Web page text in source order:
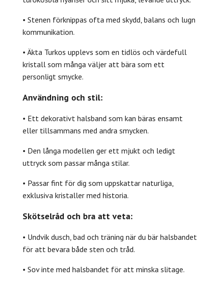
• Stenen förknippas ofta med skydd, balans och lugn
kommunikation.
• Äkta Turkos upplevs som en tidlös och värdefull
kristall som många väljer att bära som ett
personligt smycke.
Användning och stil:
• Ett dekorativt halsband som kan bäras ensamt
eller tillsammans med andra smycken.
• Den långa modellen ger ett mjukt och ledigt
uttryck som passar många stilar.
• Passar fint för dig som uppskattar naturliga,
exklusiva kristaller med historia.
Skötselråd och bra att veta:
• Undvik dusch, bad och träning när du bär halsbandet
för att bevara både sten och tråd.
• Sov inte med halsbandet för att minska slitage.